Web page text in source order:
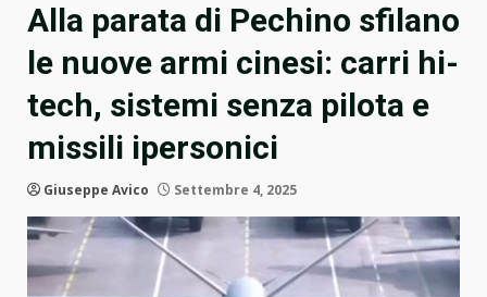
Alla parata di Pechino sfilano
le nuove armi cinesi: carri hi-
tech, sistemi senza pilota e
missili ipersonici
Giuseppe Avico Settembre 4, 2025